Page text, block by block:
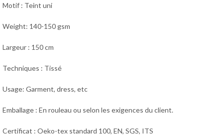
Motif : Teint uni
Weight: 140-150 gsm
Largeur : 150 cm
Techniques : Tissé
Usage: Garment, dress, etc
Emballage : En rouleau ou selon les exigences du client.
Certificat : Oeko-tex standard 100, EN, SGS, ITS